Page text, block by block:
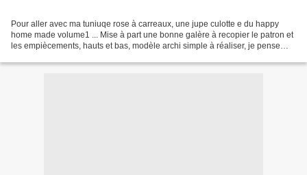
Pour aller avec ma tuniuqe rose à carreaux, une jupe culotte e du happy
home made volume1 ... Mise à part une bonne galère à recopier le patron et
les empiècements, hauts et bas, modèle archi simple à réaliser, je pense